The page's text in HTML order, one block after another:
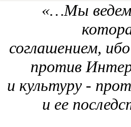
«…Мы ведем
соглашением,
против
и культуру -
и ее